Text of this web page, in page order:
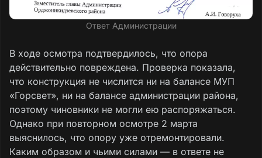
Ответ Администрации
В ходе осмотра подтвердилось, что опора
действительно повреждена. Проверка показала,
что конструкция не числится ни на балансе МУП
«Горсвет», ни на балансе администрации района,
поэтому чиновники не могли ею распоряжаться.
Однако при повторном осмотре 2 марта
выяснилось, что опору уже отремонтировали.
Каким образом и чьими силами — в ответе не